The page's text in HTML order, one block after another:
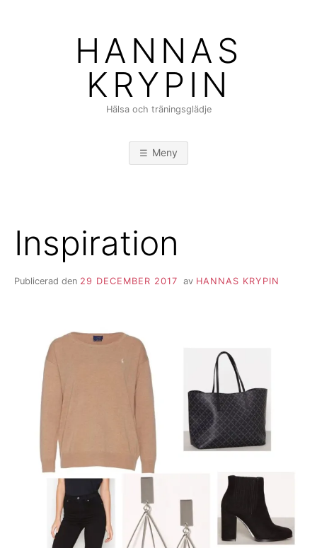
HANNAS
KRYPIN
Hälsa och träningsglädje
Meny
Inspiration
Publicerad den 29 DECEMBER 2017 av HANNAS KRYPIN